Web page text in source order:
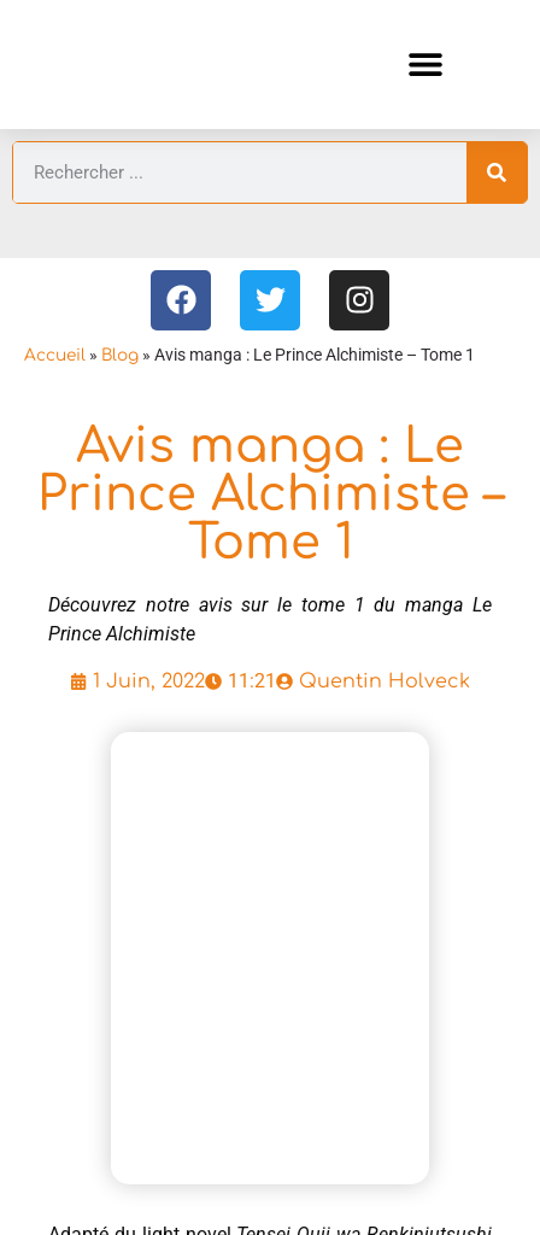
Accueil » Blog » Avis manga : Le Prince Alchimiste – Tome 1
Avis manga : Le
Prince Alchimiste –
Tome 1
Découvrez notre avis sur le tome 1 du manga Le
Prince Alchimiste
1 Juin, 2022 11:21 Quentin Holveck